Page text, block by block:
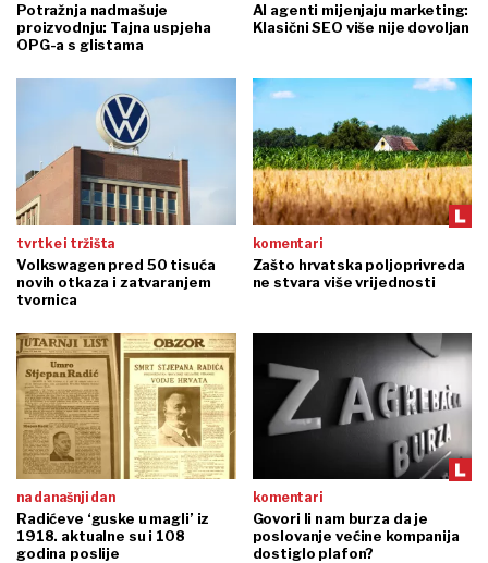
Potražnja nadmašuje
proizvodnju: Tajna uspjeha
OPG-a s glistama
AI agenti mijenjaju marketing:
Klasični SEO više nije dovoljan
tvrtke i tržišta
Volkswagen pred 50 tisuća
novih otkaza i zatvaranjem
tvornica
komentari
Zašto hrvatska poljoprivreda
ne stvara više vrijednosti
na današnji dan
Radićeve ‘guske u magli’ iz
1918. aktualne su i 108
godina poslije
komentari
Govori li nam burza da je
poslovanje većine kompanija
dostiglo plafon?